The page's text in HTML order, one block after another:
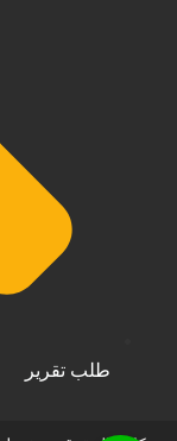
طلب تقرير